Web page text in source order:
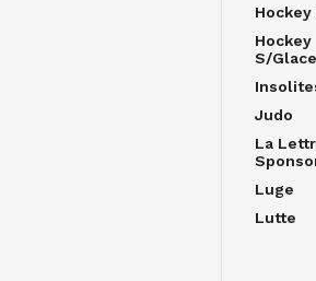
Hockey
Hockey
S/glace
Judo
La
Luge
Lutte